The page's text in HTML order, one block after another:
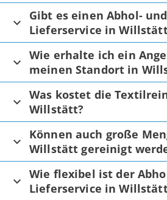
Gibt es einen Abhol- und
Lieferservice in
Wie erhalte ich ein
meinen Standort in
Was kostet die
Willstätt?
Können auch große
Willstätt gereinigt
Wie flexibel ist der
Lieferservice in